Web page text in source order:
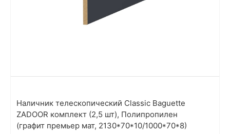
Наличник телескопический Classic Baguette
ZADOOR комплект (2,5 шт), Полипропилен
(графит премьер мат, 2130*70*10/1000*70*8)